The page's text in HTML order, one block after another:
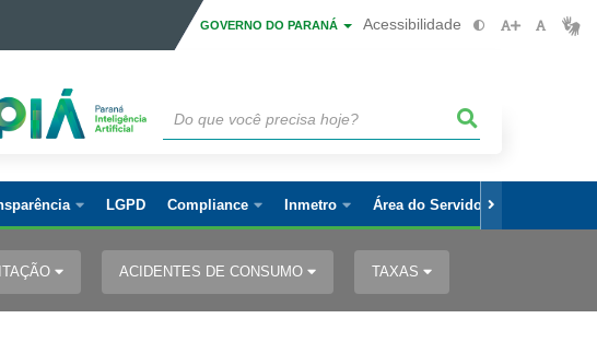
GOVERNO DO PARANÁ Acessibilidade
LGPD Compliance Inmetro Área do Servidor
ACIDENTES DE CONSUMO TAXAS